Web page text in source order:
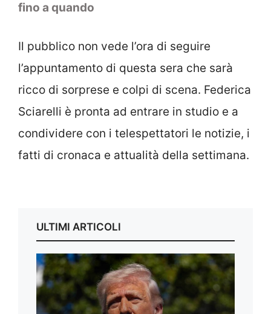
fino a quando
Il pubblico non vede l’ora di seguire
l’appuntamento di questa sera che sarà
ricco di sorprese e colpi di scena. Federica
Sciarelli è pronta ad entrare in studio e a
condividere con i telespettatori le notizie, i
fatti di cronaca e attualità della settimana.
ULTIMI ARTICOLI